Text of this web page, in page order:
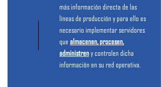
más información directa de las
líneas de producción y para ello es
necesario implementar servidores
que almacenen, procesen,
administreny controlen dicha
información en su red operativa.